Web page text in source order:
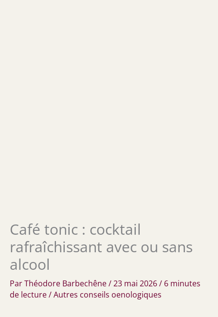
Café tonic : cocktail
rafraîchissant avec ou sans
alcool
ParThéodore Barbechêne/23 mai 2026/ 6 minutes
de lecture/Autres conseils oenologiques